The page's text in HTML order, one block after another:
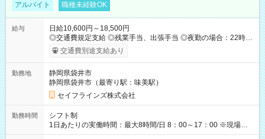
アルバイト 職種未経験OK
給与
日給10,600円～18,500円
◎交通費規定支給 ◎残業手当、出張手当 ◎夜勤の場合：22時～
翌5時は割増給与 ◎日払い・週払い可(希望者／条件有) ◎社食あ
ダブルワークも可能です☺ ◎髪色、ピアス、タトゥーOK おしゃ
れも自由に楽しめます！ 【試用期間】試用期間あり 試用期間の
長さ：3ヶ月 雇用形態、給与は本採用時と同じです。
交通費別途支給あり
勤務地
静岡県袋井市
静岡県袋井市（最寄り駅：味美駅）
セイフラインズ株式会社
勤務時間
シフト制
1日あたりの実働時間：最大8時間/日 8：00～17：00 ※現場によ
っては多少時間は前後します ▶残業ほとんどなし！ ▶時間より